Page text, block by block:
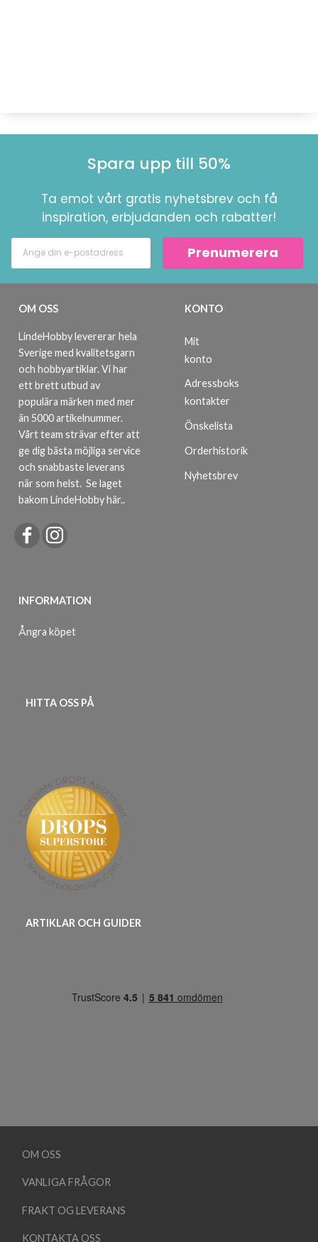
Spara upp till 50%
Ta emot vårt gratis nyhetsbrev och få
inspiration, erbjudanden och rabatter!
Prenumerera
OM OSS
LindeHobby levererar hela
Sverige med kvalitetsgarn
och hobbyartiklar. Vi har
ett brett utbud av
populära märken med mer
än 5000 artikelnummer.
Vårt team strävar efter att
ge dig bästa möjliga service
och snabbaste leverans
när som helst. Se laget
bakom LindeHobby här..
INFORMATION
Ångra köpet
KONTO
Mit
konto
Adressboks
kontakter
Önskelista
Orderhistorik
Nyhetsbrev
HITTA OSS PÅ
ARTIKLAR OCH GUIDER
OM OSS
VANLIGA FRÅGOR
FRAKT OG LEVERANS
KONTAKTA OSS